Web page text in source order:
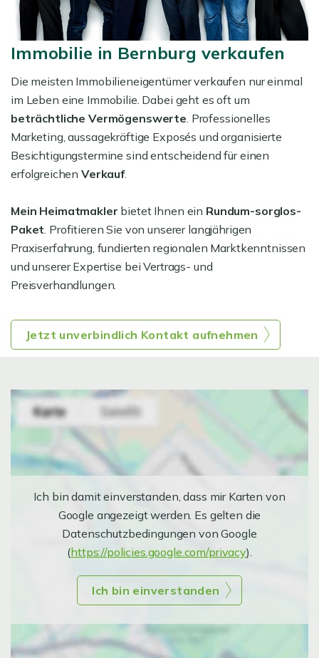
Immobilie in Bernburg verkaufen
Die meisten Immobilieneigentümer verkaufen nur einmal
im Leben eine Immobilie. Dabei geht es oft um
beträchtliche Vermögenswerte . Professionelles
Marketing, aussagekräftige Exposés und organisierte
Besichtigungstermine sind entscheidend für einen
erfolgreichen Verkauf.
Mein Heimatmakler bietet Ihnen ein Rundum-sorglos-
Paket . Profitieren Sie von unserer langjährigen
Praxiserfahrung, fundierten regionalen Marktkenntnissen
und unserer Expertise bei Vertrags- und
Preisverhandlungen.
Jetzt unverbindlich Kontakt aufnehmen
Ich bin damit einverstanden, dass mir Karten von
Google angezeigt werden. Es gelten die
Datenschutzbedingungen von Google
(https://policies.google.com/privacy).
Ich bin einverstanden